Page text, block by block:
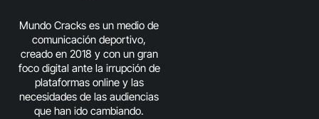
Mundo Cracks es un medio de
comunicación deportivo,
creado en 2018 y con un gran
foco digital ante la irrupción de
plataformas online y las
necesidades de las audiencias
que han ido cambiando.